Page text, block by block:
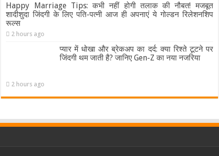
Happy Marriage Tips: कभी नहीं होगी तलाक की नौबत! मजबूत
शादीशुदा जिंदगी के लिए पति-पत्नी आज ही अपनाएं ये गोल्डन रिलेशनशिप
रूल्स
2 hours ago
प्यार में धोखा और ब्रेकअप का दर्द: क्या रिश्ते टूटने पर
जिंदगी थम जाती है? जानिए Gen-Z का नया नजरिया
2 hours ago